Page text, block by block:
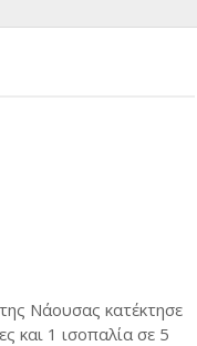
Νάουσας κατέκτησε
και 1 ισοπαλία σε 5